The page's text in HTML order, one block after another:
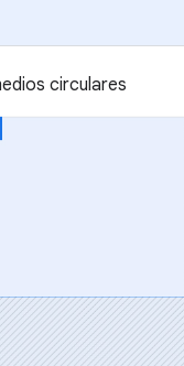
circulares